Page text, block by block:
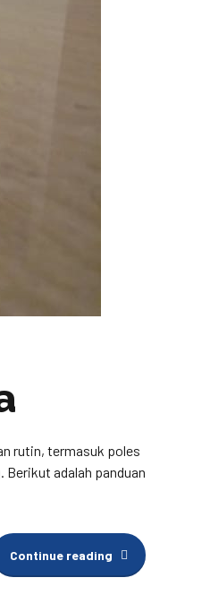
rutin, termasuk poles
adalah panduan
Continue reading